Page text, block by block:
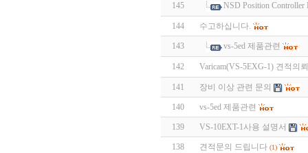
145 NSD Position
144 수고하십니다.
143 vs-5ed 제품관련
142 Varicam(VS-5EXG-1) 견적의뢰
141 장비 이상 관련 문의
140 vs-5ed 제품관련
139 VS-10EXT-1사용 설명서
138 견적문의 드립니다 (1)